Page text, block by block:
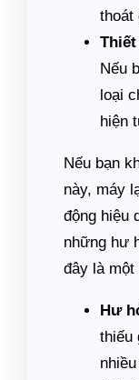
thoát
Nếu
loại
hiện
Nếu bạn
này, máy
động hiệu
những hư
đây là một
Hư
thiếu